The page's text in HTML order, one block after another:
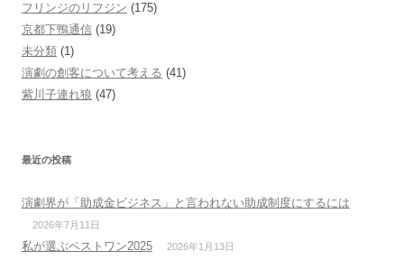
フリンジのリフジン (175)
京都下鴨通信 (19)
未分類 (1)
演劇の創客について考える (41)
紫川子連れ狼 (47)
最近の投稿
演劇界が「助成金ビジネス」と言われない助成制度にするには
2026年7月11日
私が選ぶベストワン2025 2026年1月13日